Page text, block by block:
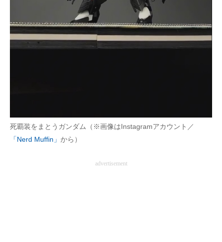
死覇装をまとうガンダム（※画像はInstagramアカウント／
「Nerd Muffin」 から）
advertisement